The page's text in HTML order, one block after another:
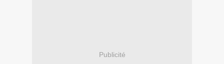
Publicité